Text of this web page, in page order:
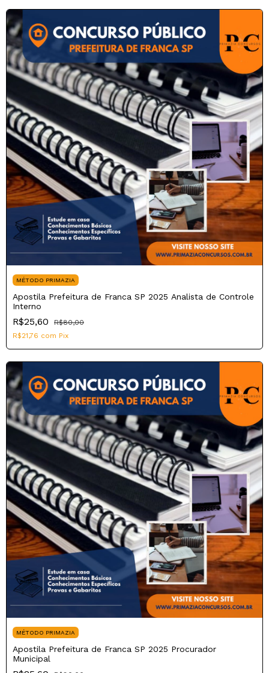
MÉTODO PRIMAZIA
Apostila Prefeitura de Franca SP 2025 Analista de Controle
Interno
R$25,60
R$80,00
R$21,76 com Pix
MÉTODO PRIMAZIA
Apostila Prefeitura de Franca SP 2025 Procurador
Municipal